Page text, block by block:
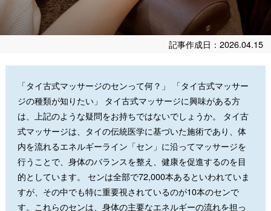
記事作成日：2026.04.15
「タイ古式マッサージのセンって何？」 「タイ古式マッサー
ジの種類が知りたい」 タイ古式マッサージに興味がある方
は、上記のような疑問をお持ちではないでしょうか。 タイ古
式マッサージは、タイの伝統医学に基づいた施術であり、体
内を流れるエネルギーライン「セン」に沿ってマッサージを
行うことで、身体のバランスを整え、健康を促進するのを目
的としています。 センは全部で72,000本あるといわれていま
すが、その中でも特に重要視されているのが10本のセンで
す。これらのセンは、身体の主要なエネルギーの流れを担っ